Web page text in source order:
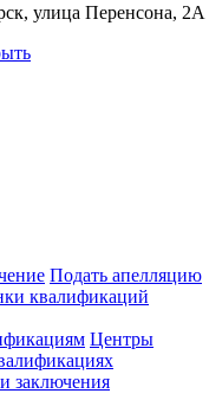
улица Перенсона, 2А
Подать апелляцию
квалификаций
Центры
заключения